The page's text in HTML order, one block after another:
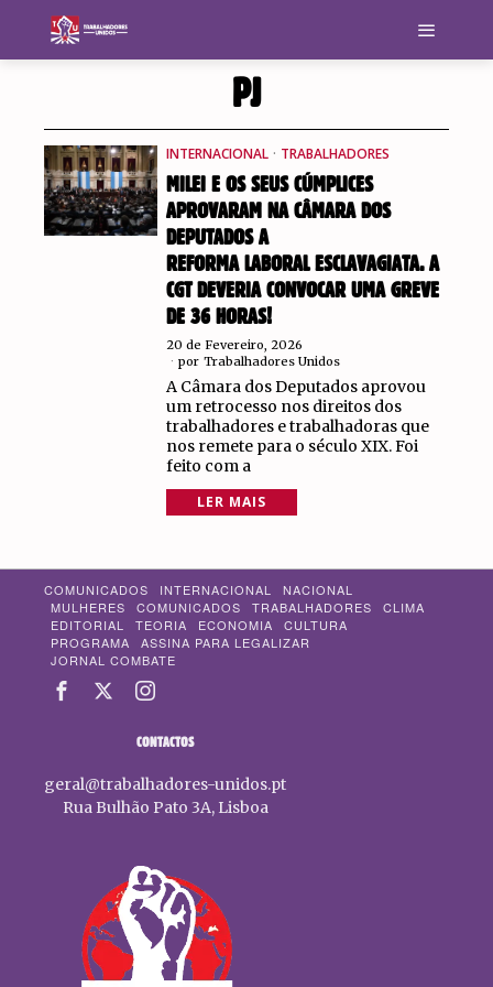
PJ
INTERNACIONAL · TRABALHADORES
MILEI E OS SEUS CÚMPLICES
APROVARAM NA CÂMARA DOS
DEPUTADOS A
REFORMA LABORAL ESCLAVAGIATA. A
CGT DEVERIA CONVOCAR UMA GREVE
DE 36 HORAS!
20 de Fevereiro, 2026
por Trabalhadores Unidos
A Câmara dos Deputados aprovou
um retrocesso nos direitos dos
trabalhadores e trabalhadoras que
nos remete para o século XIX. Foi
feito com a
LER MAIS
COMUNICADOS INTERNACIONAL
NACIONAL
MULHERES
COMUNICADOS TRABALHADORES
CLIMA
EDITORIAL
TEORIA ECONOMIA
CULTURA
PROGRAMA
ASSINA PARA LEGALIZAR
JORNAL COMBATE
CONTACTOS
geral@trabalhadores-unidos.pt
Rua Bulhão Pato 3A, Lisboa